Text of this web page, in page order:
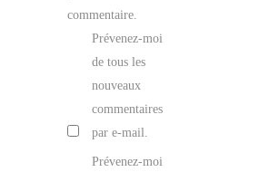
commentaire.
Prévenez-moi
de tous les
nouveaux
commentaires
par e-mail.
Prévenez-moi